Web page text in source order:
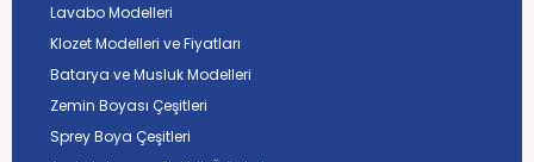
Lavabo Modelleri
Klozet Modelleri ve Fiyatları
Batarya ve Musluk Modelleri
Zemin Boyası Çeşitleri
Sprey Boya Çeşitleri